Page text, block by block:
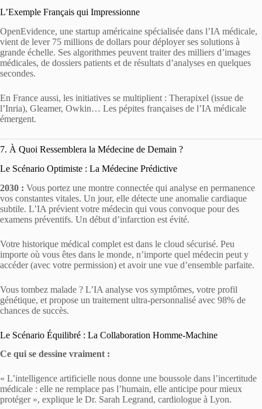
L’Exemple Français qui Impressionne
OpenEvidence, une startup américaine spécialisée dans l’IA médicale,
vient de lever 75 millions de dollars pour déployer ses solutions à
grande échelle. Ses algorithmes peuvent traiter des milliers d’images
médicales, de dossiers patients et de résultats d’analyses en quelques
secondes.
En France aussi, les initiatives se multiplient : Therapixel (issue de
l’Inria), Gleamer, Owkin… Les pépites françaises de l’IA médicale
émergent.
7. À Quoi Ressemblera la Médecine de Demain ?
Le Scénario Optimiste : La Médecine Prédictive
2030 : Vous portez une montre connectée qui analyse en permanence
vos constantes vitales. Un jour, elle détecte une anomalie cardiaque
subtile. L’IA prévient votre médecin qui vous convoque pour des
examens préventifs. Un début d’infarction est évité.
Votre historique médical complet est dans le cloud sécurisé. Peu
importe où vous êtes dans le monde, n’importe quel médecin peut y
accéder (avec votre permission) et avoir une vue d’ensemble parfaite.
Vous tombez malade ? L’IA analyse vos symptômes, votre profil
génétique, et propose un traitement ultra-personnalisé avec 98% de
chances de succès.
Le Scénario Équilibré : La Collaboration Homme-Machine
Ce qui se dessine vraiment :
« L’intelligence artificielle nous donne une boussole dans l’incertitude
médicale : elle ne remplace pas l’humain, elle anticipe pour mieux
protéger », explique le Dr. Sarah Legrand, cardiologue à Lyon.